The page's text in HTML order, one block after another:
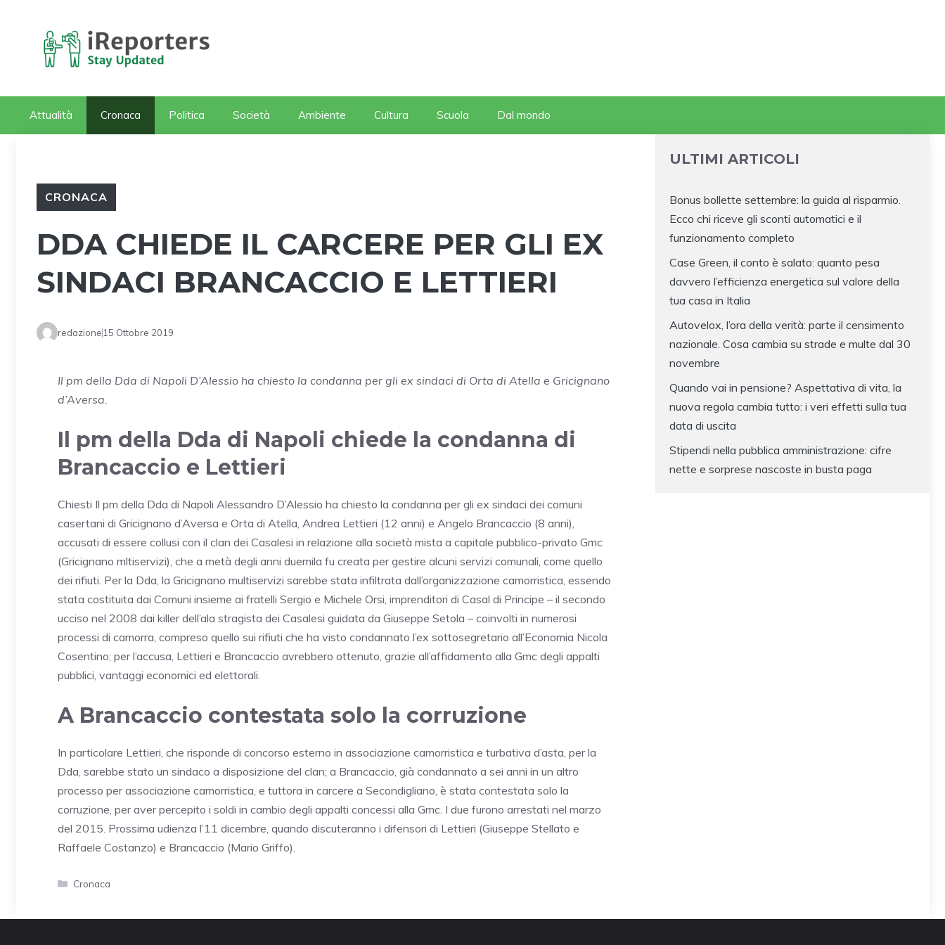
contenuto
Attualità Cronaca Politica Società Ambiente Cultura Scuola Dal mondo
CRONACA
DDA CHIEDE IL CARCERE PER GLI EX
SINDACI BRANCACCIO E LETTIERI
redazione 15 Ottobre 2019
Il pm della Dda di Napoli D’Alessio ha chiesto la condanna per gli ex sindaci di Orta di Atella e Gricignano
d’Aversa.
Il pm della Dda di Napoli chiede la condanna di
Brancaccio e Lettieri
Chiesti Il pm della Dda di Napoli Alessandro D’Alessio ha chiesto la condanna per gli ex sindaci dei comuni
casertani di Gricignano d’Aversa e Orta di Atella, Andrea Lettieri (12 anni) e Angelo Brancaccio (8 anni),
accusati di essere collusi con il clan dei Casalesi in relazione alla società mista a capitale pubblico-privato Gmc
(Gricignano mltiservizi), che a metà degli anni duemila fu creata per gestire alcuni servizi comunali, come quello
dei rifiuti. Per la Dda, la Gricignano multiservizi sarebbe stata infiltrata dall’organizzazione camorristica, essendo
stata costituita dai Comuni insieme ai fratelli Sergio e Michele Orsi, imprenditori di Casal di Principe – il secondo
ucciso nel 2008 dai killer dell’ala stragista dei Casalesi guidata da Giuseppe Setola – coinvolti in numerosi
processi di camorra, compreso quello sui rifiuti che ha visto condannato l’ex sottosegretario all’Economia Nicola
Cosentino; per l’accusa, Lettieri e Brancaccio avrebbero ottenuto, grazie all’affidamento alla Gmc degli appalti
pubblici, vantaggi economici ed elettorali.
A Brancaccio contestata solo la corruzione
In particolare Lettieri, che risponde di concorso esterno in associazione camorristica e turbativa d’asta, per la
Dda, sarebbe stato un sindaco a disposizione del clan; a Brancaccio, già condannato a sei anni in un altro
processo per associazione camorristica, e tuttora in carcere a Secondigliano, è stata contestata solo la
corruzione, per aver percepito i soldi in cambio degli appalti concessi alla Gmc. I due furono arrestati nel marzo
del 2015. Prossima udienza l’11 dicembre, quando discuteranno i difensori di Lettieri (Giuseppe Stellato e
Raffaele Costanzo) e Brancaccio (Mario Griffo).
Categorie
Cronaca
ULTIMI ARTICOLI
Bonus bollette settembre: la guida al risparmio.
Ecco chi riceve gli sconti automatici e il
funzionamento completo
Case Green, il conto è salato: quanto pesa
davvero l’efficienza energetica sul valore della
tua casa in Italia
Autovelox, l’ora della verità: parte il censimento
nazionale. Cosa cambia su strade e multe dal 30
novembre
Quando vai in pensione? Aspettativa di vita, la
nuova regola cambia tutto: i veri effetti sulla tua
data di uscita
Stipendi nella pubblica amministrazione: cifre
nette e sorprese nascoste in busta paga